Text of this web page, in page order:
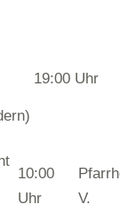
19:00 Uhr
10:00
Uhr
V.